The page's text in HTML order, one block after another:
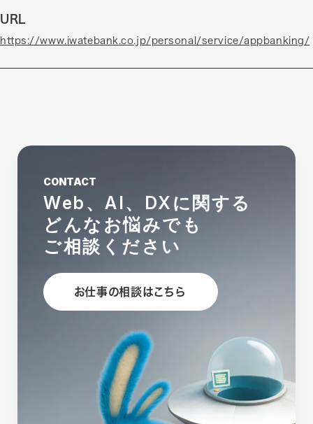
URL
https://www.iwatebank.co.jp/personal/service/appbanking/
CONTACT
Web、AI、DXに関する
どんなお悩みでも
ご相談ください
お仕事の相談はこちら